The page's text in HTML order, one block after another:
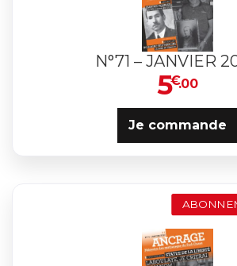
N°71 – JANVIER
5€.00
Je commande